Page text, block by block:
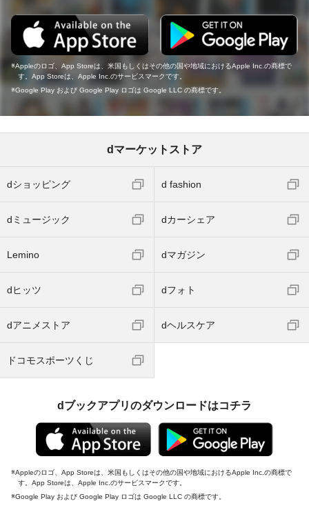
Appleのロゴ、App Storeは、米国もしくはその他の国や地域におけるApple Inc.の商標で
す。App Storeは、Apple Inc.のサービスマークです。
Google Play および Google Play ロゴは Google LLC の商標です。
dマーケットストア
dショッピング d fashion
dミュージック dカーシェア
Lemino dマガジン
dヒッツ dフォト
dアニメストア dヘルスケア
ドコモスポーツくじ
dブックアプリのダウンロードはコチラ
Appleのロゴ、App Storeは、米国もしくはその他の国や地域におけるApple Inc.の商標で
す。App Storeは、Apple Inc.のサービスマークです。
Google Play および Google Play ロゴは Google LLC の商標です。